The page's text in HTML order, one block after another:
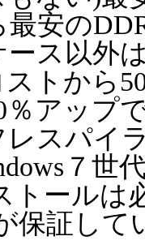
最安の
ス以外
トから
％アップ
スパイ
７世
トールは
保証して